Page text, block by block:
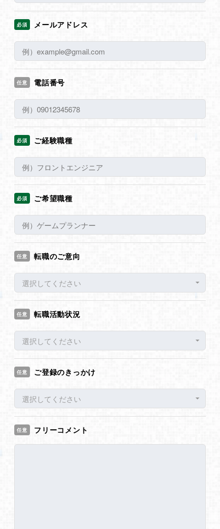
必須 メールアドレス
任意 電話番号
必須 ご経験職種
必須 ご希望職種
任意 転職のご意向
選択してください
任意 転職活動状況
選択してください
任意 ご登録のきっかけ
選択してください
任意 フリーコメント